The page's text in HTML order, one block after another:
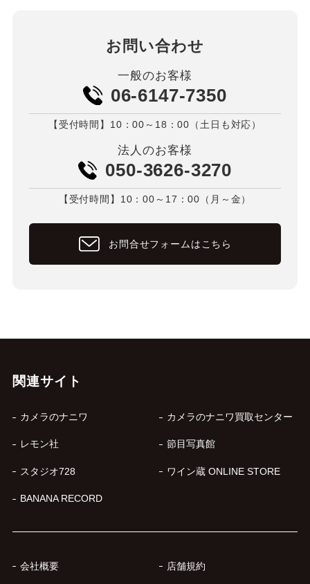
お問い合わせ
一般のお客様
06-6147-7350
【受付時間】10：00～18：00（土日も対応）
法人のお客様
050-3626-3270
【受付時間】10：00～17：00（月～金）
お問合せフォームはこちら
関連サイト
カメラのナニワ カメラのナニワ買取センター
レモン社 節目写真館
スタジオ728 ワイン蔵 ONLINE STORE
BANANA RECORD
会社概要 店舗規約